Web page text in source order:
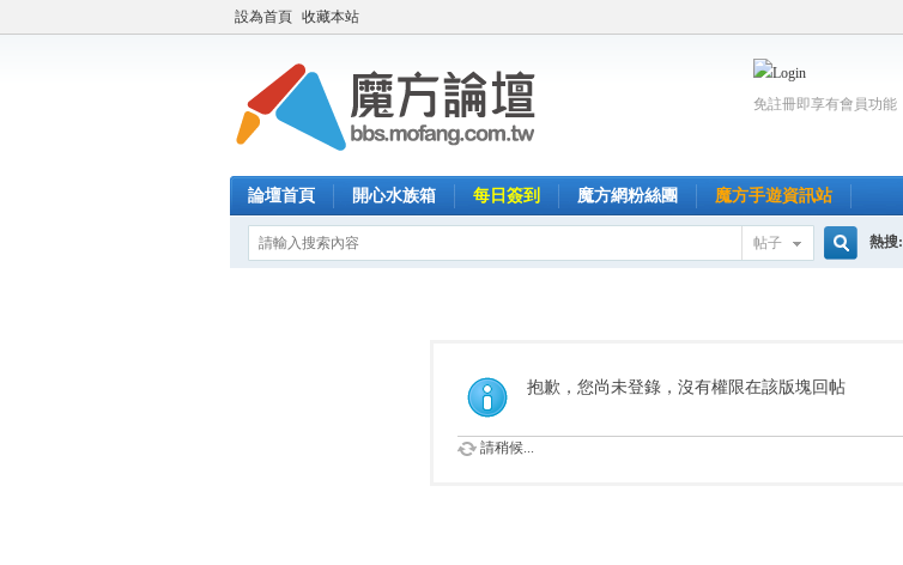
設為首頁 收藏本站
免註冊即享有會員功能
論壇首頁 開心水族箱 每日簽到 魔方網粉絲團 魔方手遊資訊站
帖子
索
熱搜:
抱歉，您尚未登錄，沒有權限在該版塊回帖
請稍候...